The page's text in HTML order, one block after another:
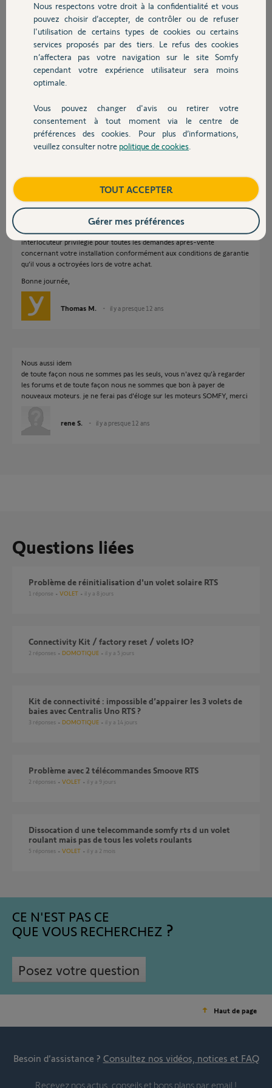
Chauffage
Autres produits
Devis avec un pro
Contact
Julien A.
il y a presque 12 ans
Participer au fil de discussion
Réponses
Bonjour Julien,
Concernant votre demande, seul un retour des moteurs auprès de notre
SAV, par nos clients professionnels, nous permettra d’effectuer une
fabricant que nous octroyons à nos clients professionnels et fabricants.
Nous vous remercions de la situation que vous nous avez décrite qui
nous permettra d’améliorer la qualité de nos produits ainsi que la
Nous vous informons que votre installateur d’origine reste votre
interlocuteur privilégié pour toutes les demandes après-vente
concernant votre installation conformément aux conditions de garantie
qu’il vous a octroyées lors de votre achat.
Bonne journée,
Thomas M. il y a presque 12 ans
Nous aussi idem
de toute façon nous ne sommes pas les seuls, vous n'avez qu'à regarder
les forums et de toute façon nous ne sommes que bon à payer de
nouveaux moteurs. je ne ferai pas d'éloge sur les moteurs SOMFY, merci
rene S. il y a presque 12 ans
Questions liées
Problème de réinitialisation d'un volet solaire RTS
1 réponse VOLET il y a 8 jours
Connectivity Kit / factory reset / volets IO?
2 réponses DOMOTIQUE il y a 5 jours
Kit de connectivité : impossible d’appairer les 3 volets de
baies avec Centralis Uno RTS ?
3 réponses DOMOTIQUE il y a 14 jours
Problème avec 2 télécommandes Smoove RTS
2 réponses VOLET il y a 9 jours
dissocation d une telecommande somfy rts d un volet
roulant mais pas de tous les volets roulants
5 réponses VOLET il y a 2 mois
CE N'EST PAS CE
QUE VOUS RECHERCHEZ
Posez votre question
Haut de page
Besoin d’assistance ? Consultez nos vidéos, notices et FAQ
Recevez nos actus, conseils et bons plans par email !
Nous respectons votre droit à la confidentialité et vous
pouvez choisir d’accepter, de contrôler ou de refuser
l'utilisation de certains types de cookies ou certains
services proposés par des tiers. Le refus des cookies
n’affectera pas votre navigation sur le site Somfy
cependant votre expérience utilisateur sera moins
optimale.
Vous pouvez changer d'avis ou retirer votre
consentement à tout moment via le centre de
préférences des cookies. Pour plus d’informations,
veuillez consulter notre politique de cookies
TOUT ACCEPTER
Gérer mes préférences